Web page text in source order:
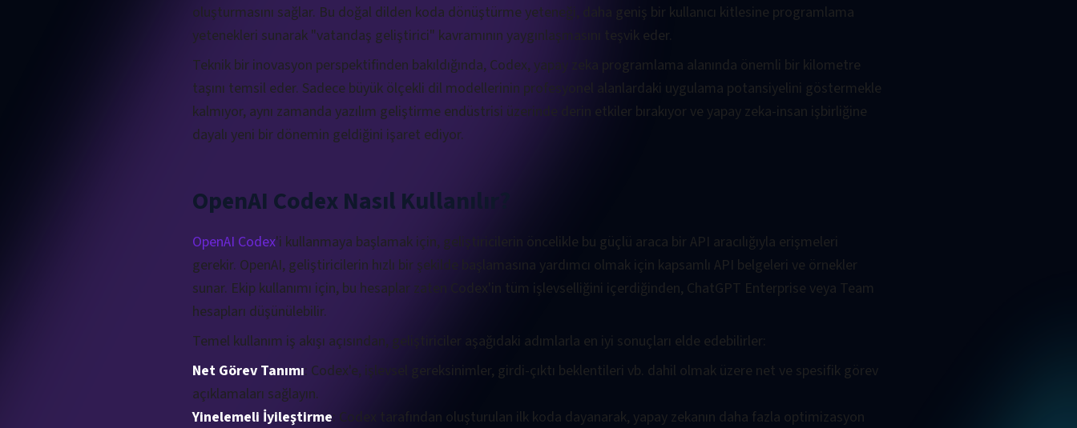
oluşturmasını sağlar. Bu doğal dilden koda dönüştürme yeteneği, daha geniş bir kullanıcı kitlesine programlama
yetenekleri sunarak "vatandaş geliştirici" kavramının yaygınlaşmasını teşvik eder.
Teknik bir inovasyon perspektifinden bakıldığında, Codex, yapay zeka programlama alanında önemli bir kilometre
taşını temsil eder. Sadece büyük ölçekli dil modellerinin profesyonel alanlardaki uygulama potansiyelini göstermekle
kalmıyor, aynı zamanda yazılım geliştirme endüstrisi üzerinde derin etkiler bırakıyor ve yapay zeka-insan işbirliğine
dayalı yeni bir dönemin geldiğini işaret ediyor.
OpenAI Codex Nasıl Kullanılır?
OpenAI Codex'i kullanmaya başlamak için, geliştiricilerin öncelikle bu güçlü araca bir API aracılığıyla erişmeleri
gerekir. OpenAI, geliştiricilerin hızlı bir şekilde başlamasına yardımcı olmak için kapsamlı API belgeleri ve örnekler
sunar. Ekip kullanımı için, bu hesaplar zaten Codex'in tüm işlevselliğini içerdiğinden, ChatGPT Enterprise veya Team
hesapları düşünülebilir.
Temel kullanım iş akışı açısından, geliştiriciler aşağıdaki adımlarla en iyi sonuçları elde edebilirler:
Net Görev Tanımı: Codex'e, işlevsel gereksinimler, girdi-çıktı beklentileri vb. dahil olmak üzere net ve spesifik görev
açıklamaları sağlayın.
Yinelemeli İyileştirme: Codex tarafından oluşturulan ilk koda dayanarak, yapay zekanın daha fazla optimizasyon